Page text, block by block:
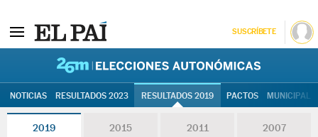
SUSCRÍBETE
NOTICIAS RESULTADOS 2023 RESULTADOS 2019 PACTOS
2019 2015 2011 2007